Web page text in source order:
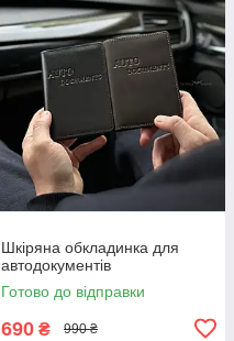
Шкіряна обкладинка для
автодокументів
Готово до відправки
690 ₴ 990 ₴